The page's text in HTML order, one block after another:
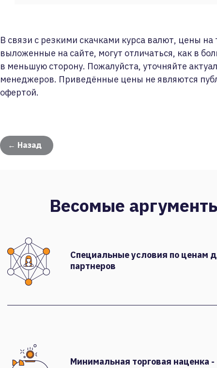
В связи с резкими скачками курса валют, цены на
выложенные на сайте, могут отличаться, как в
в меньшую сторону. Пожалуйста, уточняйте
менеджеров. Приведённые цены не являются
офертой.
← Назад
Весомые
Специальные условия по ценам
партнеров
Минимальная торговая наценка